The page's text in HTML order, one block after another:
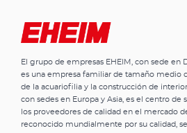
El grupo de empresas EHEIM, con sede en
es una empresa familiar de tamaño medio
de la acuariofilia y la construcción de
con sedes en Europa y Asia, es el centro de
los proveedores de calidad en el mercado
reconocido mundialmente por su calidad,